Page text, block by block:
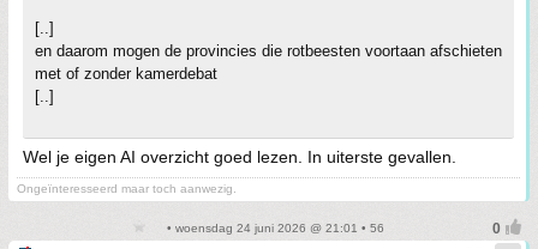
[..]
en daarom mogen de provincies die rotbeesten voortaan afschieten
met of zonder kamerdebat
[..]
Wel je eigen AI overzicht goed lezen. In uiterste gevallen.
Ongeïnteresseerd maar toch aanwezig.
• woensdag 24 juni 2026 @ 21:01 • 56